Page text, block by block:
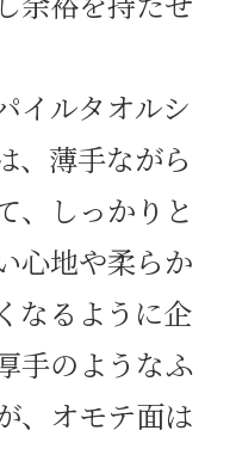
イルタオルシ
、薄手ながら
、しっかりと
心地や柔らか
なるように企
手のようなふ
、オモテ面は